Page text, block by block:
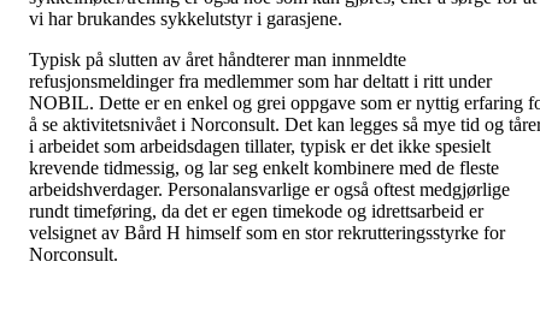
vi har brukandes sykkelutstyr i garasjene.
Typisk på slutten av året håndterer man innmeldte
refusjonsmeldinger fra medlemmer som har deltatt i ritt under
NOBIL. Dette er en enkel og grei oppgave som er nyttig erfaring
å se aktivitetsnivået i Norconsult. Det kan legges så mye tid og
i arbeidet som arbeidsdagen tillater, typisk er det ikke spesielt
krevende tidmessig, og lar seg enkelt kombinere med de fleste
arbeidshverdager. Personalansvarlige er også oftest medgjørlige
rundt timeføring, da det er egen timekode og idrettsarbeid er
velsignet av Bård H himself som en stor rekrutteringsstyrke for
Norconsult.